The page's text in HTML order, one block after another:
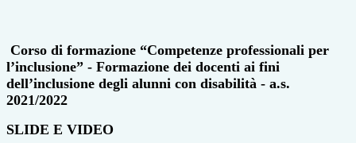
Corso di formazione “Competenze professionali per
l’inclusione” - Formazione dei docenti ai fini
dell’inclusione degli alunni con disabilità - a.s.
2021/2022
SLIDE E VIDEO